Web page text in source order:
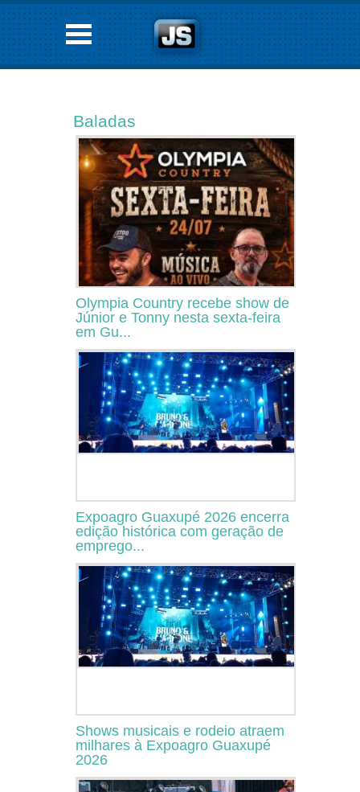
Baladas
Olympia Country recebe show de
Júnior e Tonny nesta sexta-feira
em Gu...
Expoagro Guaxupé 2026 encerra
edição histórica com geração de
emprego...
Shows musicais e rodeio atraem
milhares à Expoagro Guaxupé
2026